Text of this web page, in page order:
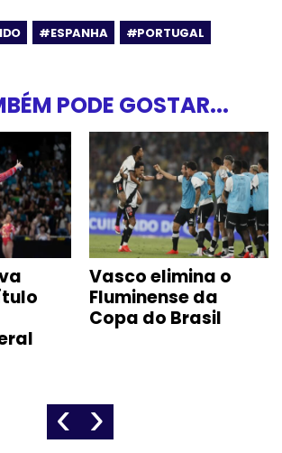
#ESPANHA #PORTUGAL
PODE GOSTAR...
o
CBF informa: clubes
terão “parada
obrigatória” na
‹ ›